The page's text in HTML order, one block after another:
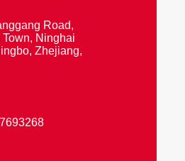
Road,
Ninghai
Zhejiang,